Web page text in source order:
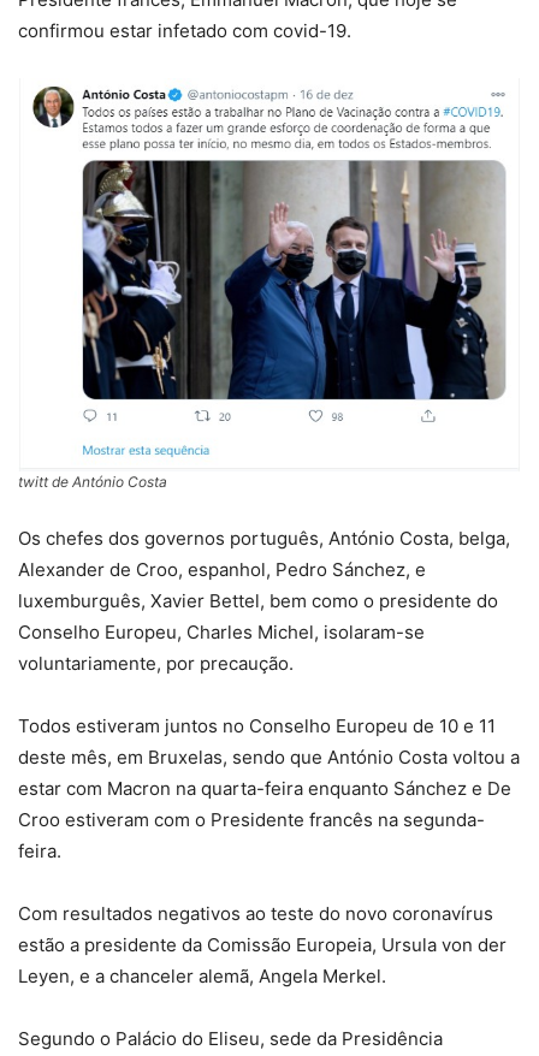
confirmou estar infetado com covid-19.
twitt de António Costa
Os chefes dos governos português, António Costa, belga,
Alexander de Croo, espanhol, Pedro Sánchez, e
luxemburguês, Xavier Bettel, bem como o presidente do
Conselho Europeu, Charles Michel, isolaram-se
voluntariamente, por precaução.
Todos estiveram juntos no Conselho Europeu de 10 e 11
deste mês, em Bruxelas, sendo que António Costa voltou a
estar com Macron na quarta-feira enquanto Sánchez e De
Croo estiveram com o Presidente francês na segunda-
feira.
Com resultados negativos ao teste do novo coronavírus
estão a presidente da Comissão Europeia, Ursula von der
Leyen, e a chanceler alemã, Angela Merkel.
Segundo o Palácio do Eliseu, sede da Presidência